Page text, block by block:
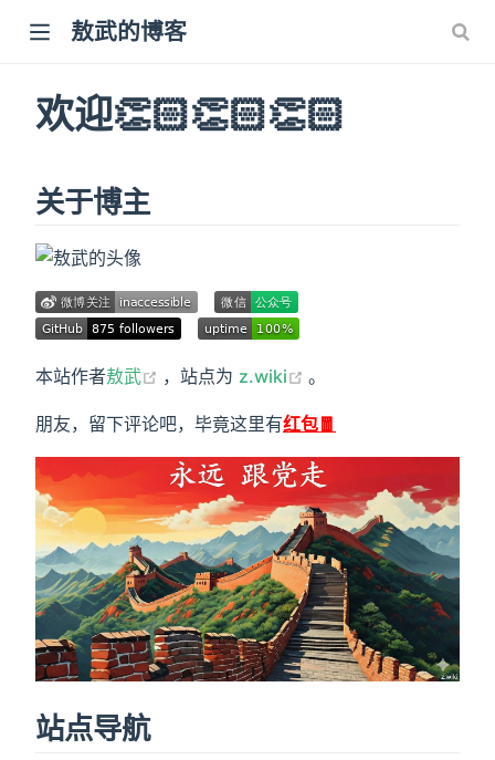
敖武的博客
欢迎👏🏻👏🏻👏🏻
关于博主
本站作者敖武 (opens new window)
，站点为 z.wiki (opens new window)
。
朋友，留下评论吧，毕竟这里有红包🧧
站点导航